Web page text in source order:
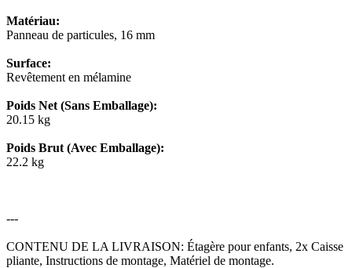
Matériau:
Panneau de particules, 16 mm
Surface:
Revêtement en mélamine
Poids Net (Sans Emballage):
20.15 kg
Poids Brut (Avec Emballage):
22.2 kg
---
CONTENU DE LA LIVRAISON: Étagère pour enfants, 2x Caisse
pliante, Instructions de montage, Matériel de montage.